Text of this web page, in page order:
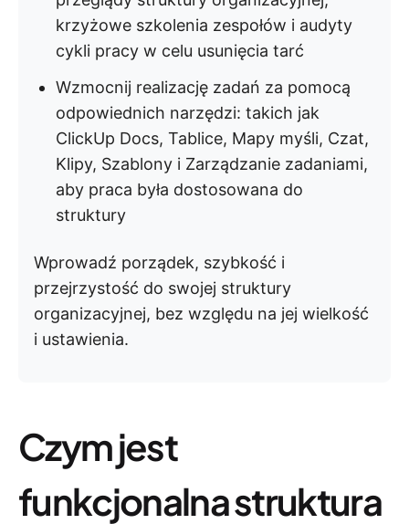
krzyżowe szkolenia zespołów i audyty
cykli pracy w celu usunięcia tarć
Wzmocnij realizację zadań za pomocą
odpowiednich narzędzi: takich jak
ClickUp Docs, Tablice, Mapy myśli, Czat,
Klipy, Szablony i Zarządzanie zadaniami,
aby praca była dostosowana do
struktury
Wprowadź porządek, szybkość i
przejrzystość do swojej struktury
organizacyjnej, bez względu na jej wielkość
i ustawienia.
Czym jest
funkcjonalna struktura